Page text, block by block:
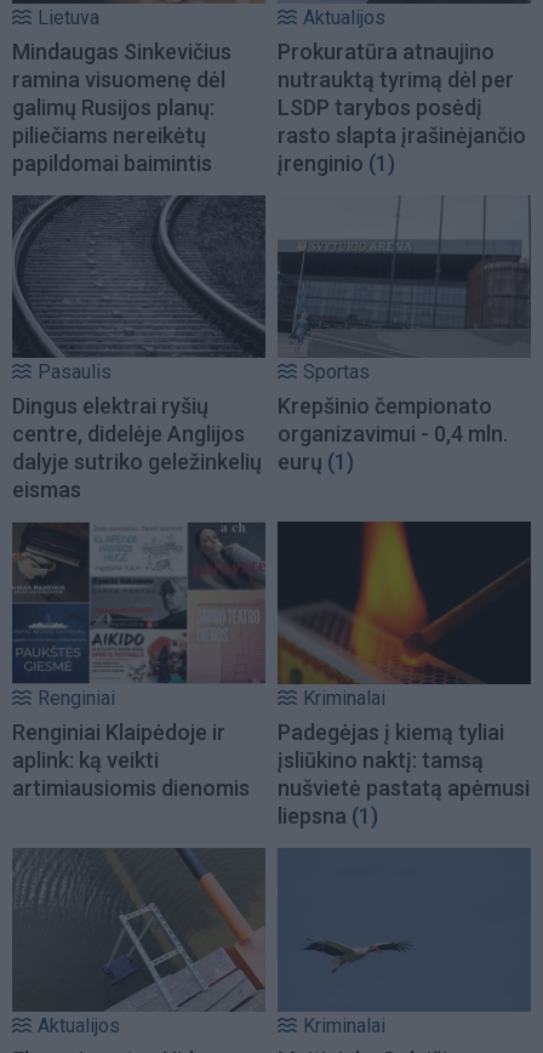
Lietuva
Mindaugas Sinkevičius
ramina visuomenę dėl
galimų Rusijos planų:
piliečiams nereikėtų
papildomai baimintis
Aktualijos
Prokuratūra atnaujino
nutrauktą tyrimą dėl per
LSDP tarybos posėdį
rasto slapta įrašinėjančio
įrenginio (1)
Pasaulis
Dingus elektrai ryšių
centre, didelėje Anglijos
dalyje sutriko geležinkelių
eismas
Sportas
Krepšinio čempionato
organizavimui - 0,4 mln.
eurų (1)
Renginiai
Renginiai Klaipėdoje ir
aplink: ką veikti
artimiausiomis dienomis
Kriminalai
Padegėjas į kiemą tyliai
įsliūkino naktį: tamsą
nušvietė pastatą apėmusi
liepsna (1)
Aktualijos Kriminalai